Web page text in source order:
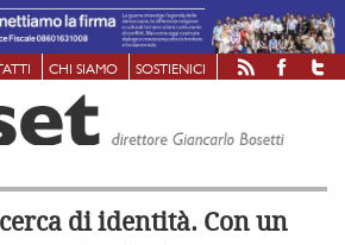
CHI SIAMO SOSTIENICI
di identità. Con un